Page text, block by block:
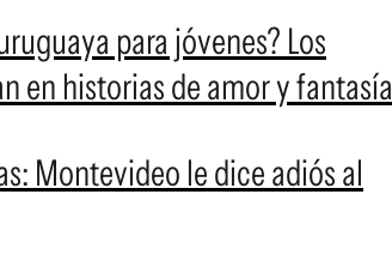
para jóvenes? Los
en historias de amor y fantasía
Montevideo le dice adiós al